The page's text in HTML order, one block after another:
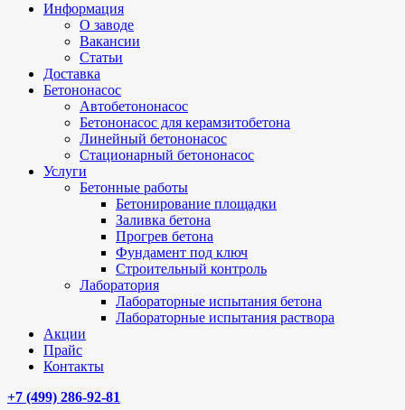
Информация
О заводе
Вакансии
Статьи
Доставка
Бетононасос
Автобетононасос
Бетононасос для керамзитобетона
Линейный бетононасос
Стационарный бетононасос
Услуги
Бетонные работы
Бетонирование площадки
Заливка бетона
Прогрев бетона
Фундамент под ключ
Строительный контроль
Лаборатория
Лабораторные испытания бетона
Лабораторные испытания раствора
Акции
Прайс
Контакты
+7 (499) 286-92-81